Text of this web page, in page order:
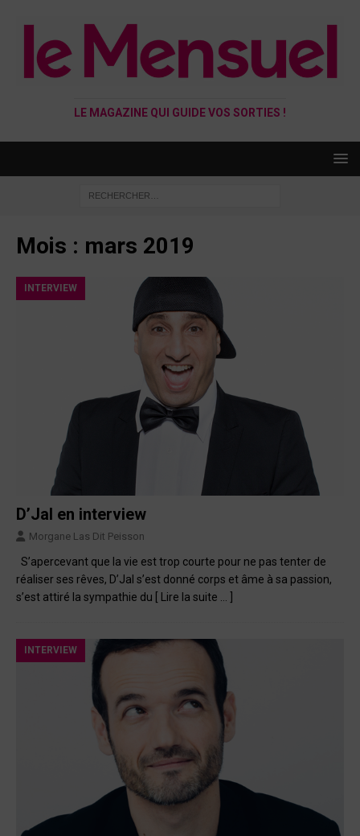
LE MAGAZINE QUI GUIDE VOS SORTIES !
Mois : mars 2019
INTERVIEW
D’Jal en interview
Morgane Las Dit Peisson
S’apercevant que la vie est trop courte pour ne pas tenter de
réaliser ses rêves, D’Jal s’est donné corps et âme à sa passion,
s’est attiré la sympathie du [ Lire la suite … ]
INTERVIEW